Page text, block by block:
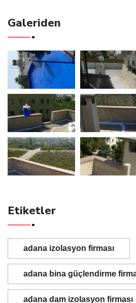
Galeriden
Etiketler
adana izolasyon firması
adana bina güçlendirme
adana dam izolasyon firması